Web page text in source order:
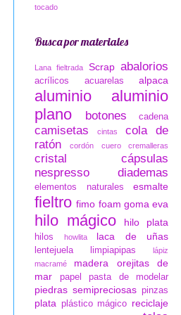
tocado
Busca por materiales
Lana fieltrada Scrap abalorios
acrílicos acuarelas alpaca
aluminio
aluminio
plano
botones cadena
camisetas cintas
cola de
ratón
cordón cuero cremalleras
cristal
cápsulas
nespresso
diademas
elementos naturales esmalte
fieltro fimo foam goma eva
hilo mágico hilo plata
hilos howlita laca de uñas
lentejuela limpiapipas
lápiz
macramé
madera
orejitas de
mar
papel pasta de modelar
piedras semipreciosas pinzas
plata plástico mágico reciclaje